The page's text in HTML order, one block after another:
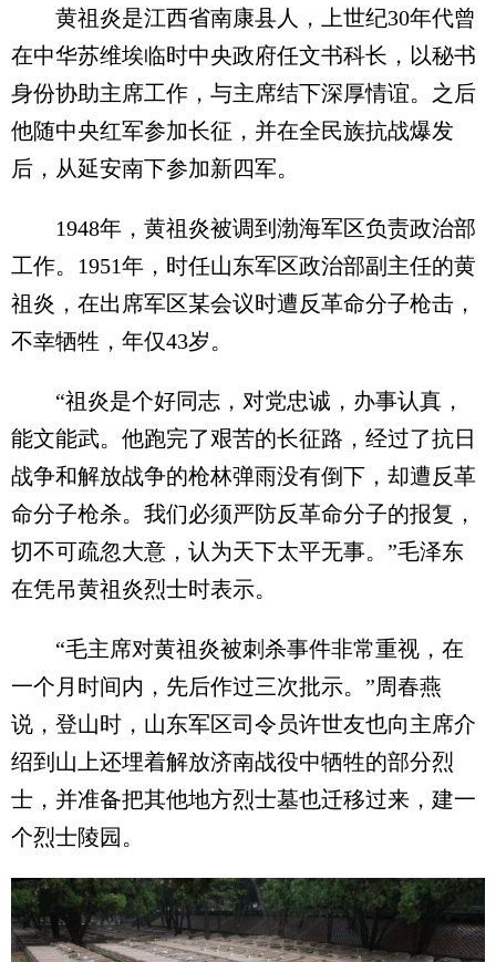
黄祖炎是江西省南康县人，上世纪30年代曾
在中华苏维埃临时中央政府任文书科长，以秘书
身份协助主席工作，与主席结下深厚情谊。之后
他随中央红军参加长征，并在全民族抗战爆发
后，从延安南下参加新四军。
1948年，黄祖炎被调到渤海军区负责政治部
工作。1951年，时任山东军区政治部副主任的黄
祖炎，在出席军区某会议时遭反革命分子枪击，
不幸牺牲，年仅43岁。
“祖炎是个好同志，对党忠诚，办事认真，
能文能武。他跑完了艰苦的长征路，经过了抗日
战争和解放战争的枪林弹雨没有倒下，却遭反革
命分子枪杀。我们必须严防反革命分子的报复，
切不可疏忽大意，认为天下太平无事。”毛泽东
在凭吊黄祖炎烈士时表示。
“毛主席对黄祖炎被刺杀事件非常重视，在
一个月时间内，先后作过三次批示。”周春燕
说，登山时，山东军区司令员许世友也向主席介
绍到山上还埋着解放济南战役中牺牲的部分烈
士，并准备把其他地方烈士墓也迁移过来，建一
个烈士陵园。